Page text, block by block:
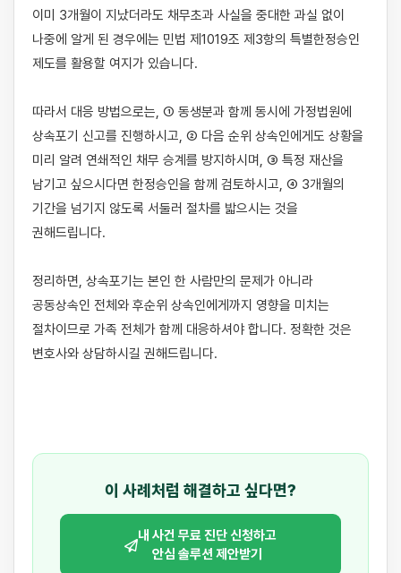
이미 3개월이 지났더라도 채무초과 사실을 중대한 과실 없이
나중에 알게 된 경우에는 민법 제1019조 제3항의 특별한정승인
제도를 활용할 여지가 있습니다.
따라서 대응 방법으로는, ① 동생분과 함께 동시에 가정법원에
상속포기 신고를 진행하시고, ② 다음 순위 상속인에게도 상황을
미리 알려 연쇄적인 채무 승계를 방지하시며, ③ 특정 재산을
남기고 싶으시다면 한정승인을 함께 검토하시고, ④ 3개월의
기간을 넘기지 않도록 서둘러 절차를 밟으시는 것을
권해드립니다.
정리하면, 상속포기는 본인 한 사람만의 문제가 아니라
공동상속인 전체와 후순위 상속인에게까지 영향을 미치는
절차이므로 가족 전체가 함께 대응하셔야 합니다. 정확한 것은
변호사와 상담하시길 권해드립니다.
이 사례처럼 해결하고 싶다면?
내 사건 무료 진단 신청하고
안심 솔루션 제안받기